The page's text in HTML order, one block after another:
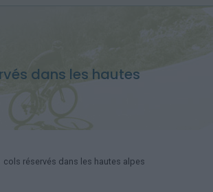
dans les hautes
cols réservés dans les hautes alpes